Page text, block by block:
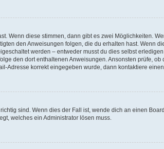
Wenn diese stimmen, dann gibt es zwei Möglichkeiten.
den Anweisungen folgen, die du erhalten hast. Wenn
werden – entweder musst du dies selbst
den dort enthaltenen Anweisungen. Ansonsten prüfe,
Adresse korrekt eingegeben wurde, dann kontaktiere
sind. Wenn dies der Fall ist, wende dich an einen
welches ein Administrator lösen muss.